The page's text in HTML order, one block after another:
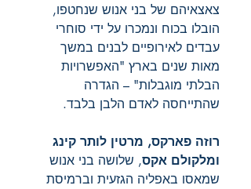
צאצאיהם של בני אנוש שנחטפו,
הובלו בכוח ונמכרו על ידי סוחרי
עבדים לאירופיים לבנים במשך
מאות שנים בארץ "האפשרויות
הבלתי מוגבלות" – הגדרה
שהתייחסה לאדם הלבן בלבד.
רוזה פארקס, מרטין לותר קינג
ומלקולם אקס, שלושה בני אנוש
שמאסו באפליה הגזעית וברמיסת